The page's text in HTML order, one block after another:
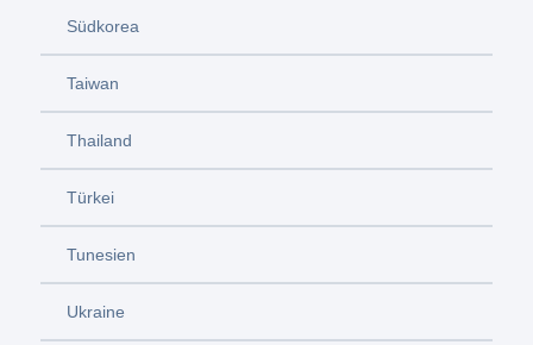
Südkorea
Taiwan
Thailand
Türkei
Tunesien
Ukraine